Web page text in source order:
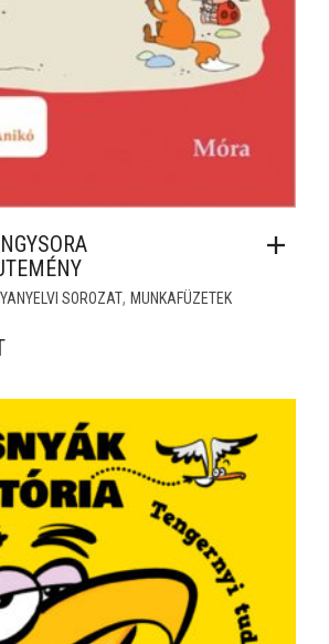
SOROZAT, MUNKAFÜZETEK
PRICE WAS: 999 FT.
CURRENT PRICE IS: 899 FT.